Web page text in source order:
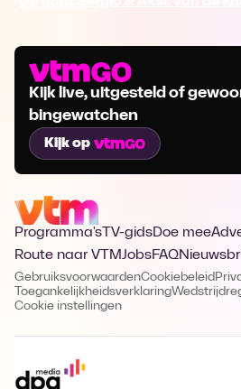
Kijk live, uitgesteld of
bingewatchen
Kijk op
Programma's TV-gidsDoe mee
Route naar VTMJobsFAQ
GebruiksvoorwaardenCookiebeleid
Toegankelijkheidsverklaring
Cookie instellingen